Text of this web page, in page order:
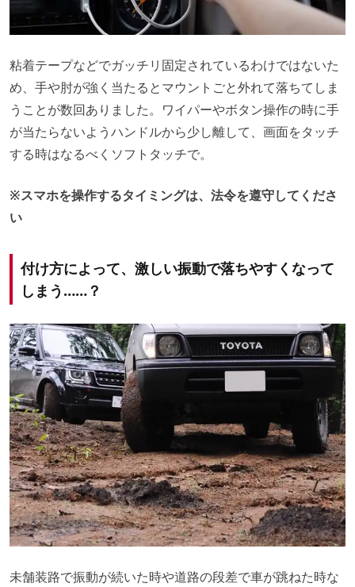
粘着テープなどでガッチリ固定されているわけではないた
め、手や肘が強く当たるとマウントごと外れて落ちてしま
うことが数回ありました。ワイパーやボタン操作の時に手
が当たらないようハンドルから少し離して、画面をタッチ
する時はなるべくソフトタッチで。
※スマホを操作するタイミングは、法令を遵守してくださ
い
付け方によって、激しい振動で落ちやすくなって
しまう……？
未舗装路で振動が続いた時や道路の段差で車が跳ねた時な